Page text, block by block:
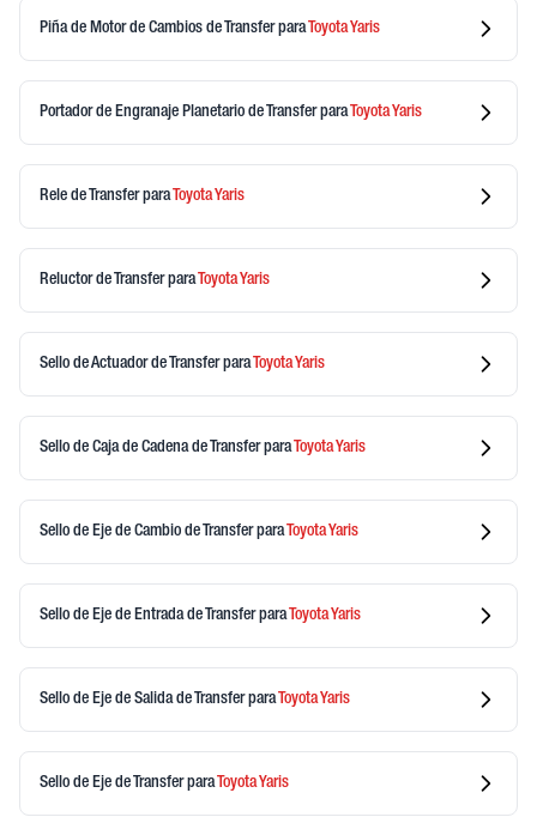
Piña de Motor de Cambios de TransferparaToyotaYaris
Portador de Engranaje Planetario de TransferparaToyotaYaris
Rele de TransferparaToyotaYaris
Reluctor de TransferparaToyotaYaris
Sello de Actuador de TransferparaToyotaYaris
Sello de Caja de Cadena de TransferparaToyotaYaris
Sello de Eje de Cambio de TransferparaToyotaYaris
Sello de Eje de Entrada de TransferparaToyotaYaris
Sello de Eje de Salida de TransferparaToyotaYaris
Sello de Eje de TransferparaToyotaYaris